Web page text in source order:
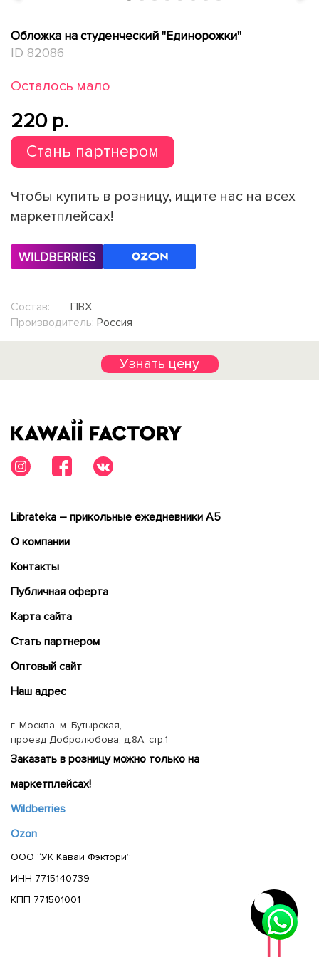
Обложка на студенческий "Единорожки"
ID 82086
Осталось мало
220 p.
Стань партнером
Чтобы купить в розницу, ищите нас на всех
маркетплейсах!
Состав:
ПВХ
Производитель: Россия
Узнать цену
Librateka – прикольные ежедневники А5
О компании
Контакты
Публичная оферта
Карта сайта
Cтать партнером
Оптовый сайт
Наш адрес
г. Москва, м. Бутырская,
проезд Добролюбова, д.8А, стр.1
Заказать в розницу можно только на
маркетплейсах!
Wildberries
Ozon
ООО “УК Каваи Фэктори”
ИНН 7715140739
КПП 771501001